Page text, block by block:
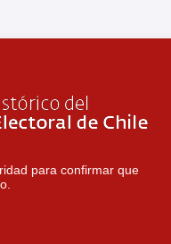
para confirmar que